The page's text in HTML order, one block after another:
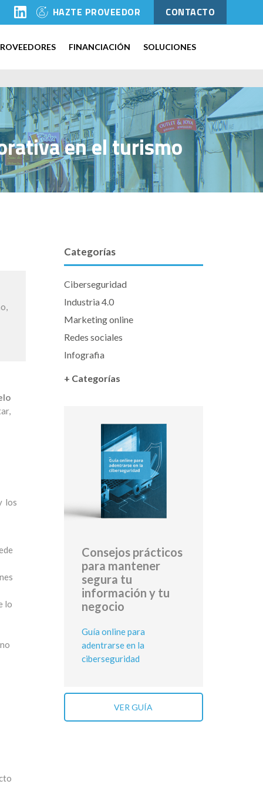
HAZTE PROVEEDOR CONTACTO
FINANCIACIÓN SOLUCIONES
en el turismo
los
lo
Categorías
Ciberseguridad
Industria 4.0
Marketing online
Redes sociales
Infografia
+ Categorías
Consejos prácticos
para mantener
segura tu
información y tu
negocio
Guía online para
adentrarse en la
ciberseguridad
VER GUÍA